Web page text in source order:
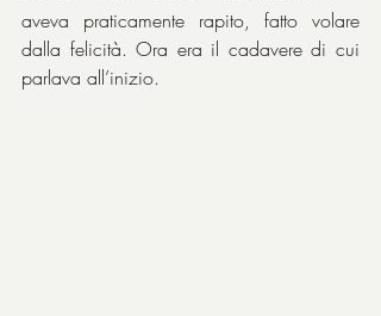
aveva praticamente rapito, fatto volare
dalla felicità. Ora era il cadavere di cui
parlava all’inizio.